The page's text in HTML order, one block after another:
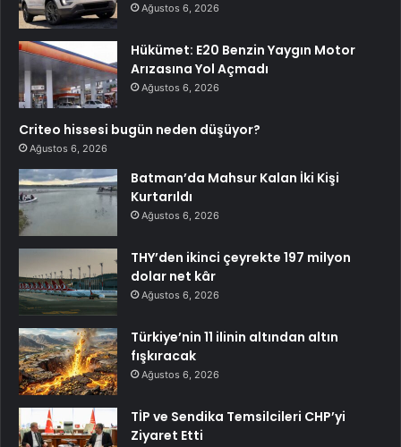
Ağustos 6, 2026
Hükümet: E20 Benzin Yaygın Motor
Arızasına Yol Açmadı
Ağustos 6, 2026
Criteo hissesi bugün neden düşüyor?
Ağustos 6, 2026
Batman’da Mahsur Kalan İki Kişi
Kurtarıldı
Ağustos 6, 2026
THY’den ikinci çeyrekte 197 milyon
dolar net kâr
Ağustos 6, 2026
Türkiye’nin 11 ilinin altından altın
fışkıracak
Ağustos 6, 2026
TİP ve Sendika Temsilcileri CHP’yi
Ziyaret Etti